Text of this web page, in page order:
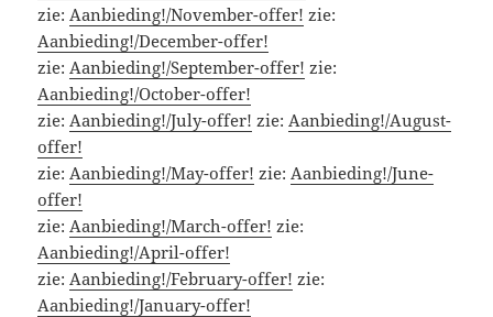
zie: Aanbieding!/November-offer! zie:
Aanbieding!/December-offer!
zie: Aanbieding!/September-offer! zie:
Aanbieding!/October-offer!
zie: Aanbieding!/July-offer! zie: Aanbieding!/August-
offer!
zie: Aanbieding!/May-offer! zie: Aanbieding!/June-
offer!
zie: Aanbieding!/March-offer! zie:
Aanbieding!/April-offer!
zie: Aanbieding!/February-offer! zie:
Aanbieding!/January-offer!